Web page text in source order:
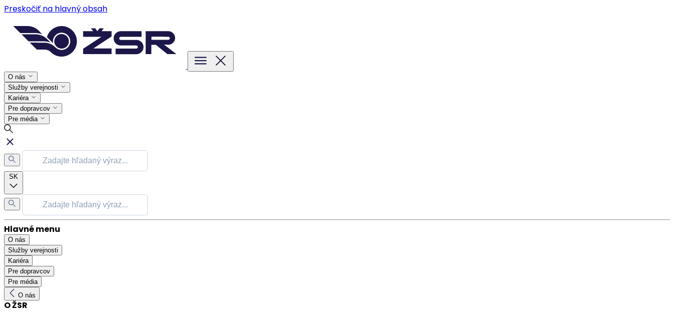
Preskočiť na hlavný obsah
O nás
Služby verejnosti
Kariéra
Pre dopravcov
Pre média
SK
Hlavné menu
O nás
Služby verejnosti
Kariéra
Pre dopravcov
Pre média
O nás
O ŽSR